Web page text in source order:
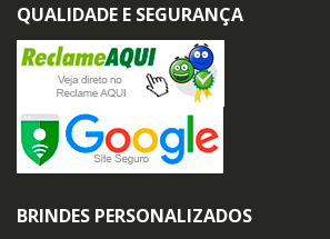
QUALIDADE E SEGURANÇA
BRINDES PERSONALIZADOS